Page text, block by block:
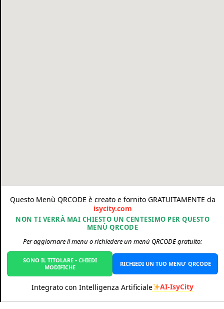
Questo Menù QRCODE è creato e fornito GRATUITAMENTE da
isycity.com
NON TI VERRÀ MAI CHIESTO UN CENTESIMO PER QUESTO
MENÙ QRCODE
Per aggiornare il menu o richiedere un menù QRCODE gratuito:
SONO IL TITOLARE • CHIEDI
MODIFICHE
RICHIEDI UN TUO MENU' QRCODE
Integrato con Intelligenza Artificiale AI-IsyCity